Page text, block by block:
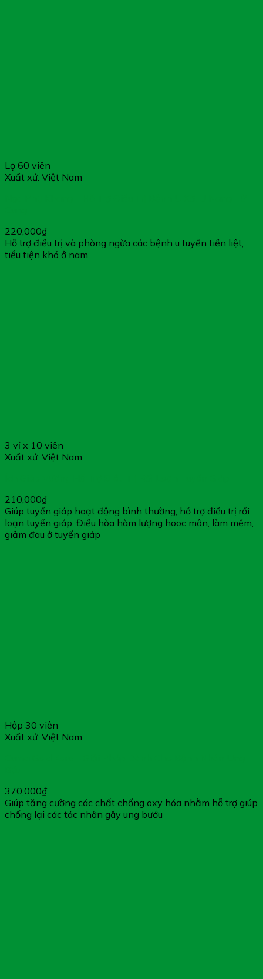
Lọ 60 viên
Xuất xứ: Việt Nam
220,000₫
Hỗ trợ điều trị và phòng ngừa các bệnh u tuyến tiền liệt,
tiểu tiện khó ở nam
3 vỉ x 10 viên
Xuất xứ: Việt Nam
210,000₫
Giúp tuyến giáp hoạt động bình thường, hỗ trợ điều trị rối
loạn tuyến giáp. Điều hòa hàm lượng hooc môn, làm mềm,
giảm đau ở tuyến giáp
Hộp 30 viên
Xuất xứ: Việt Nam
370,000₫
Giúp tăng cường các chất chống oxy hóa nhằm hỗ trợ giúp
chống lại các tác nhân gây ung bướu